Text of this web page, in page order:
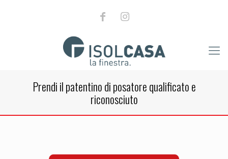
Prendi il patentino di posatore qualificato e
riconosciuto